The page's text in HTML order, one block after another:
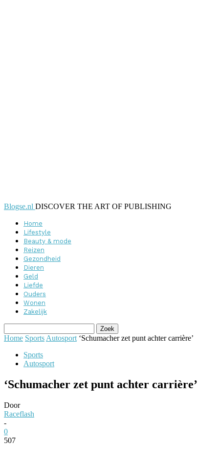
Blogse.nl DISCOVER THE ART OF PUBLISHING
Home
Lifestyle
Beauty & mode
Reizen
Gezondheid
Dieren
Geld
Liefde
Ouders
Wonen
Zakelijk
Home Sports Autosport ‘Schumacher zet punt achter carrière’
Sports
Autosport
‘Schumacher zet punt achter carrière’
Door
Raceflash
-
0
507